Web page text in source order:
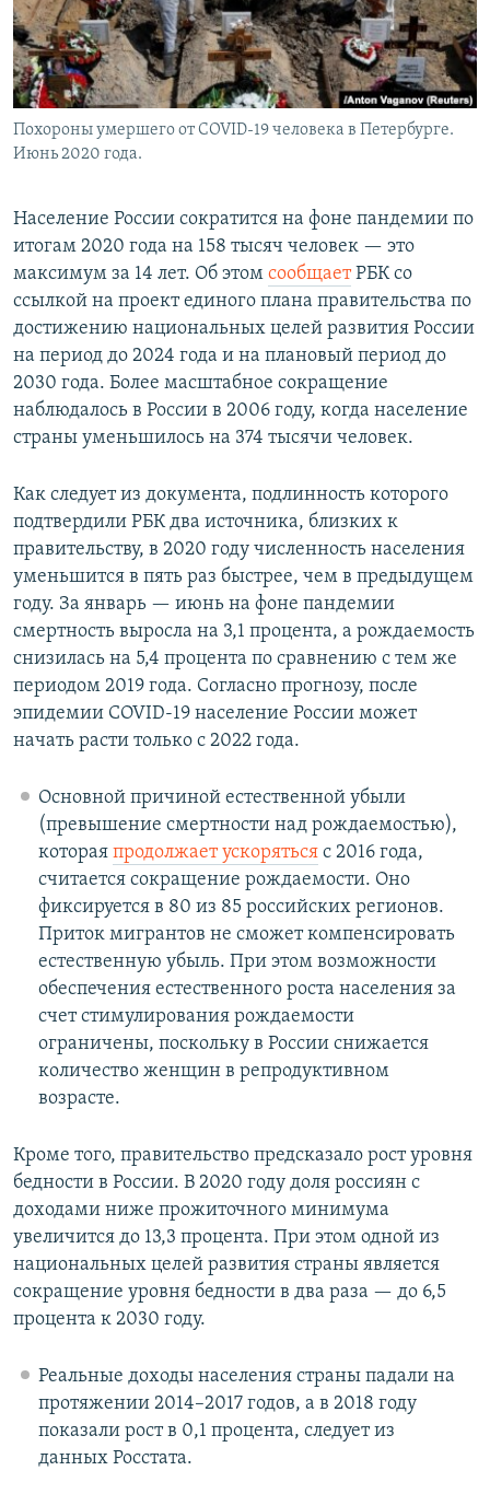
Похороны умершего от COVID-19 человека в Петербурге.
Июнь 2020 года.
Население России сократится на фоне пандемии по
итогам 2020 года на 158 тысяч человек — это
максимум за 14 лет. Об этом сообщаетРБК со
ссылкой на проект единого плана правительства по
достижению национальных целей развития России
на период до 2024 года и на плановый период до
2030 года. Более масштабное сокращение
наблюдалось в России в 2006 году, когда население
страны уменьшилось на 374 тысячи человек.
Как следует из документа, подлинность которого
подтвердили РБК два источника, близких к
правительству, в 2020 году численность населения
уменьшится в пять раз быстрее, чем в предыдущем
году. За январь — июнь на фоне пандемии
смертность выросла на 3,1 процента, а рождаемость
снизилась на 5,4 процента по сравнению с тем же
периодом 2019 года. Согласно прогнозу, после
эпидемии COVID-19 население России может
начать расти только с 2022 года.
Основной причиной естественной убыли
(превышение смертности над рождаемостью),
которая продолжает ускорятьсяс 2016 года,
считается сокращение рождаемости. Оно
фиксируется в 80 из 85 российских регионов.
Приток мигрантов не сможет компенсировать
естественную убыль. При этом возможности
обеспечения естественного роста населения за
счет стимулирования рождаемости
ограничены, поскольку в России снижается
количество женщин в репродуктивном
возрасте.
Кроме того, правительство предсказало рост уровня
бедности в России. В 2020 году доля россиян с
доходами ниже прожиточного минимума
увеличится до 13,3 процента. При этом одной из
национальных целей развития страны является
сокращение уровня бедности в два раза — до 6,5
процента к 2030 году.
Реальные доходы населения страны падали на
протяжении 2014–2017 годов, а в 2018 году
показали рост в 0,1 процента, следует из
данных Росстата.